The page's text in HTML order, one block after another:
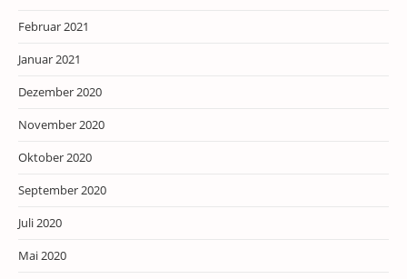
Februar 2021
Januar 2021
Dezember 2020
November 2020
Oktober 2020
September 2020
Juli 2020
Mai 2020